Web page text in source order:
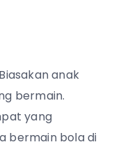
anak
bermain.
yang
bermain bola di